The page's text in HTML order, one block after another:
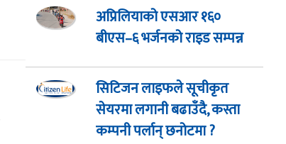
अप्रिलियाको एसआर १६०
बीएस–६ भर्जनको राइड सम्पन्न
सिटिजन लाइफले सूचीकृत
सेयरमा लगानी बढाउँदै, कस्ता
कम्पनी पर्लान् छनोटमा ?